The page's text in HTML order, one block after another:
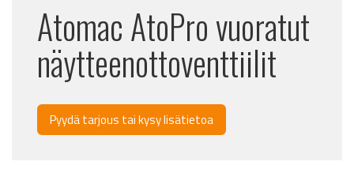
Atomac AtoPro vuoratut
näytteenottoventtiilit
Pyydä tarjous tai kysy lisätietoa